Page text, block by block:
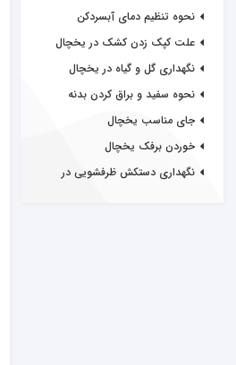
نحوه تنظیم دمای آبسردکن
علت کپک زدن کشک در یخچال
نگهداری گل و گیاه در یخچال
نحوه سفید و براق کردن بدنه
جای مناسب یخچال
خوردن برفک یخچال
نگهداری دستکش ظرفشویی در